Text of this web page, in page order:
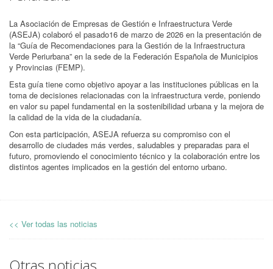
La Asociación de Empresas de Gestión e Infraestructura Verde
(ASEJA) colaboró el pasado16 de marzo de 2026 en la presentación de
la “Guía de Recomendaciones para la Gestión de la Infraestructura
Verde Periurbana” en la sede de la Federación Española de Municipios
y Provincias (FEMP).
Esta guía tiene como objetivo apoyar a las instituciones públicas en la
toma de decisiones relacionadas con la infraestructura verde, poniendo
en valor su papel fundamental en la sostenibilidad urbana y la mejora de
la calidad de la vida de la ciudadanía.
Con esta participación, ASEJA refuerza su compromiso con el
desarrollo de ciudades más verdes, saludables y preparadas para el
futuro, promoviendo el conocimiento técnico y la colaboración entre los
distintos agentes implicados en la gestión del entorno urbano.
<< Ver todas las noticias
Otras noticias